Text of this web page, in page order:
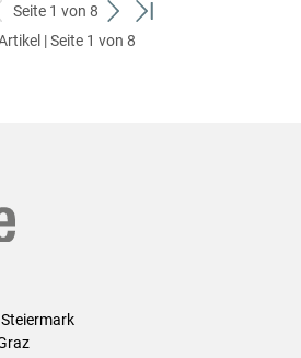
Seite 1 von 8
weiter
zum
zum
| Seite 1 von 8